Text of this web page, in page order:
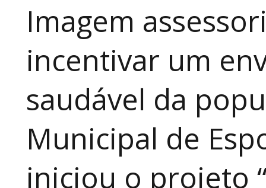
Imagem
incentivar um
saudável da
Municipal de
iniciou o projeto